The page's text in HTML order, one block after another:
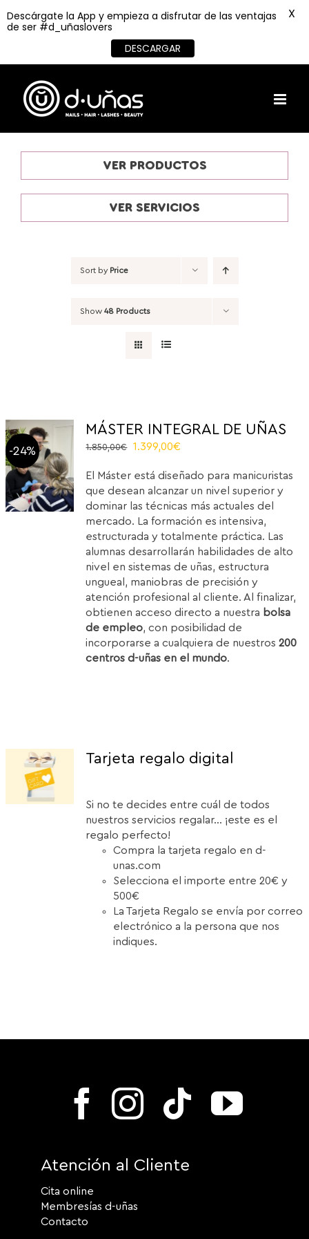
content
VER PRODUCTOS
VER SERVICIOS
Sort by Price
Show 48 Products
-24%
MÁSTER INTEGRAL DE UÑAS
1.850,00€
El
original
era:
1.850,00€.
1.399,00€
actual
es:
1.399,00€.
El Máster está diseñado para manicuristas
que desean alcanzar un nivel superior y
dominar las técnicas más actuales del
mercado. La formación es intensiva,
estructurada y totalmente práctica. Las
alumnas desarrollarán habilidades de alto
nivel en sistemas de uñas, estructura
ungueal, maniobras de precisión y
atención profesional al cliente. Al finalizar,
obtienen acceso directo a nuestra bolsa
de empleo, con posibilidad de
incorporarse a cualquiera de nuestros200
centros d-uñas en el mundo.
Tarjeta regalo digital
Si no te decides entre cuál de todos
nuestros servicios regalar... ¡este es el
regalo perfecto!
Compra la tarjeta regalo en d-
unas.com
Selecciona el importe entre 20€ y
500€
La Tarjeta Regalo se envía por correo
electrónico a la persona que nos
indiques.
Atención al Cliente
Cita online
Membresías d-uñas
Contacto
Descárgate la App y empieza a disfrutar de las ventajas
de ser #d_uñaslovers
DESCARGAR
X